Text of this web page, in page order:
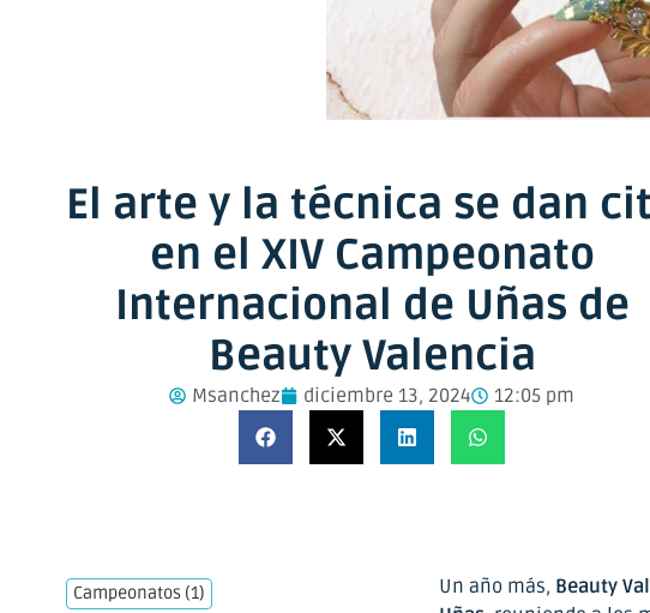
El arte y la técnica se dan
en el XIV Campeonato
Internacional de Uñas de
Beauty Valencia
Msanchez diciembre 13, 2024 12:05 pm
Campeonatos (1) Un año más, Beauty